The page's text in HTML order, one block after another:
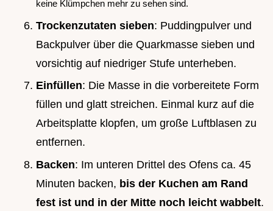
keine Klümpchen mehr zu sehen sind.
Trockenzutaten sieben: Puddingpulver und
Backpulver über die Quarkmasse sieben und
vorsichtig auf niedriger Stufe unterheben.
Einfüllen: Die Masse in die vorbereitete Form
füllen und glatt streichen. Einmal kurz auf die
Arbeitsplatte klopfen, um große Luftblasen zu
entfernen.
Backen: Im unteren Drittel des Ofens ca. 45
Minuten backen, bis der Kuchen am Rand
fest ist und in der Mitte noch leicht wabbelt.